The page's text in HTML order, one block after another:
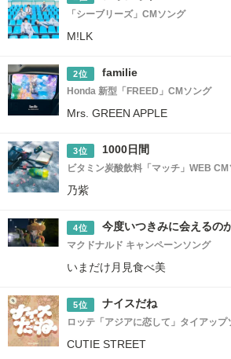
「シーブリーズ」CMソング
M!LK
2位 familie
Honda 新型「FREED」CMソング
Mrs. GREEN APPLE
3位 1000日間
ビタミン炭酸飲料「マッチ」WEB CM
乃紫
4位 今度いつきみに会えるの
マクドナルド キャンペーンソング
いまだけ月見食べ美
5位 ナイスだね
ロッテ「アジアに恋して」タイアップ
CUTIE STREET